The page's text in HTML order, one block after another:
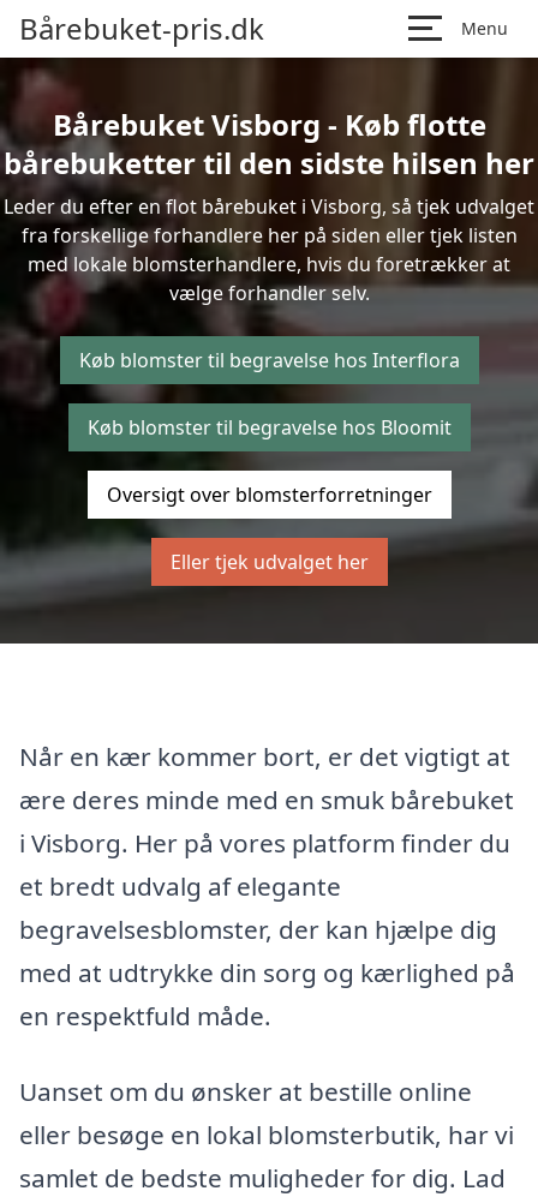
Bårebuket-pris.dk Menu
Bårebuket Visborg - Køb flotte
bårebuketter til den sidste hilsen her
Leder du efter en flot bårebuket i Visborg, så tjek udvalget
fra forskellige forhandlere her på siden eller tjek listen
med lokale blomsterhandlere, hvis du foretrækker at
vælge forhandler selv.
Køb blomster til begravelse hos Interflora
Køb blomster til begravelse hos Bloomit
Oversigt over blomsterforretninger
Eller tjek udvalget her
Når en kær kommer bort, er det vigtigt at
ære deres minde med en smuk bårebuket
i Visborg. Her på vores platform finder du
et bredt udvalg af elegante
begravelsesblomster, der kan hjælpe dig
med at udtrykke din sorg og kærlighed på
en respektfuld måde.
Uanset om du ønsker at bestille online
eller besøge en lokal blomsterbutik, har vi
samlet de bedste muligheder for dig. Lad